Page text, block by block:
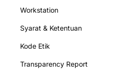
Workstation
Syarat & Ketentuan
Kode Etik
Transparency Report